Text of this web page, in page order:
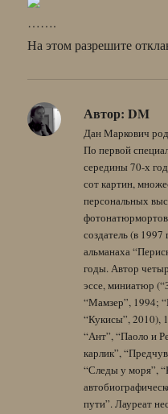
…….
На этом разрешите
Автор: DM
Дан Маркович
По первой
середины 70-х
сот картин,
персональных
создатель (в
альманаха
годы. Автор
эссе, миниатюр
“Мамзер”, 1994;
“Кукисы”, 2010),
“Ант”, “Паоло и
карлик”,
“Следы у моря”,
пути”. Лауреат